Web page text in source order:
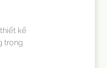
kế
trọng